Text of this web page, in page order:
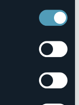
off/